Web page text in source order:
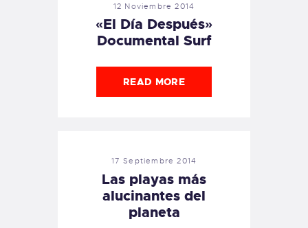
12 Noviembre 2014
«El Día Después»
Documental Surf
READ MORE
17 Septiembre 2014
Las playas más
alucinantes del
planeta